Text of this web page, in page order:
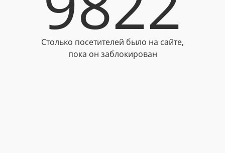
Столько посетителей было на сайте,
пока он заблокирован